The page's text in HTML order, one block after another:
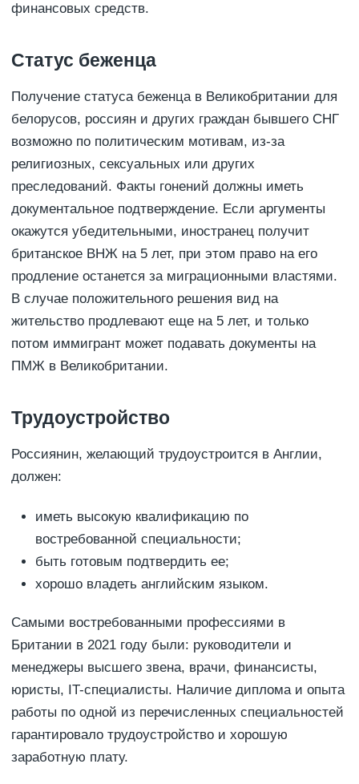
финансовых средств.
Статус беженца
Получение статуса беженца в Великобритании для
белорусов, россиян и других граждан бывшего СНГ
возможно по политическим мотивам, из-за
религиозных, сексуальных или других
преследований. Факты гонений должны иметь
документальное подтверждение. Если аргументы
окажутся убедительными, иностранец получит
британское ВНЖ на 5 лет, при этом право на его
продление останется за миграционными властями.
В случае положительного решения вид на
жительство продлевают еще на 5 лет, и только
потом иммигрант может подавать документы на
ПМЖ в Великобритании.
Трудоустройство
Россиянин, желающий трудоустроится в Англии,
должен:
иметь высокую квалификацию по
востребованной специальности;
быть готовым подтвердить ее;
хорошо владеть английским языком.
Самыми востребованными профессиями в
Британии в 2021 году были: руководители и
менеджеры высшего звена, врачи, финансисты,
юристы, IT-специалисты. Наличие диплома и опыта
работы по одной из перечисленных специальностей
гарантировало трудоустройство и хорошую
заработную плату.